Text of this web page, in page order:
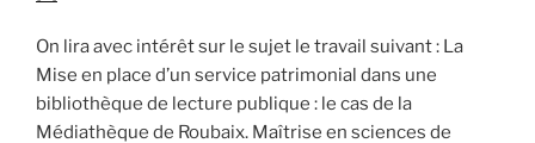
On lira avec intérêt sur le sujet le travail suivant : La
Mise en place d’un service patrimonial dans une
bibliothèque de lecture publique : le cas de la
Médiathèque de Roubaix. Maîtrise en sciences de